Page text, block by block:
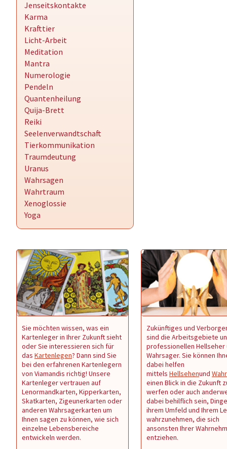
Jenseitskontakte
Karma
Krafttier
Licht-Arbeit
Meditation
Mantra
Numerologie
Pendeln
Quantenheilung
Quija-Brett
Reiki
Seelenverwandtschaft
Tierkommunikation
Traumdeutung
Uranus
Wahrsagen
Wahrtraum
Xenoglossie
Yoga
Sie möchten wissen, was ein
Kartenleger in Ihrer Zukunft sieht
oder Sie interessieren sich für
das Kartenlegen? Dann sind Sie
bei den erfahrenen Kartenlegern
von Viamandis richtig! Unsere
Kartenleger vertrauen auf
Lenormandkarten, Kipperkarten,
Skatkarten, Zigeunerkarten oder
anderen Wahrsagerkarten um
Ihnen sagen zu können, wie sich
einzelne Lebensbereiche
entwickeln werden.
Zukünftiges und
sind die Arbeitsgebiete
professionellen Hellseher
Wahrsager. Sie können
dabei helfen
mittels Hellsehenund
einen Blick in die Zukunft
werfen oder auch
dabei behilflich sein,
ihrem Umfeld und Ihrem
wahrzunehmen, die sich
ansonsten Ihrer
entziehen.